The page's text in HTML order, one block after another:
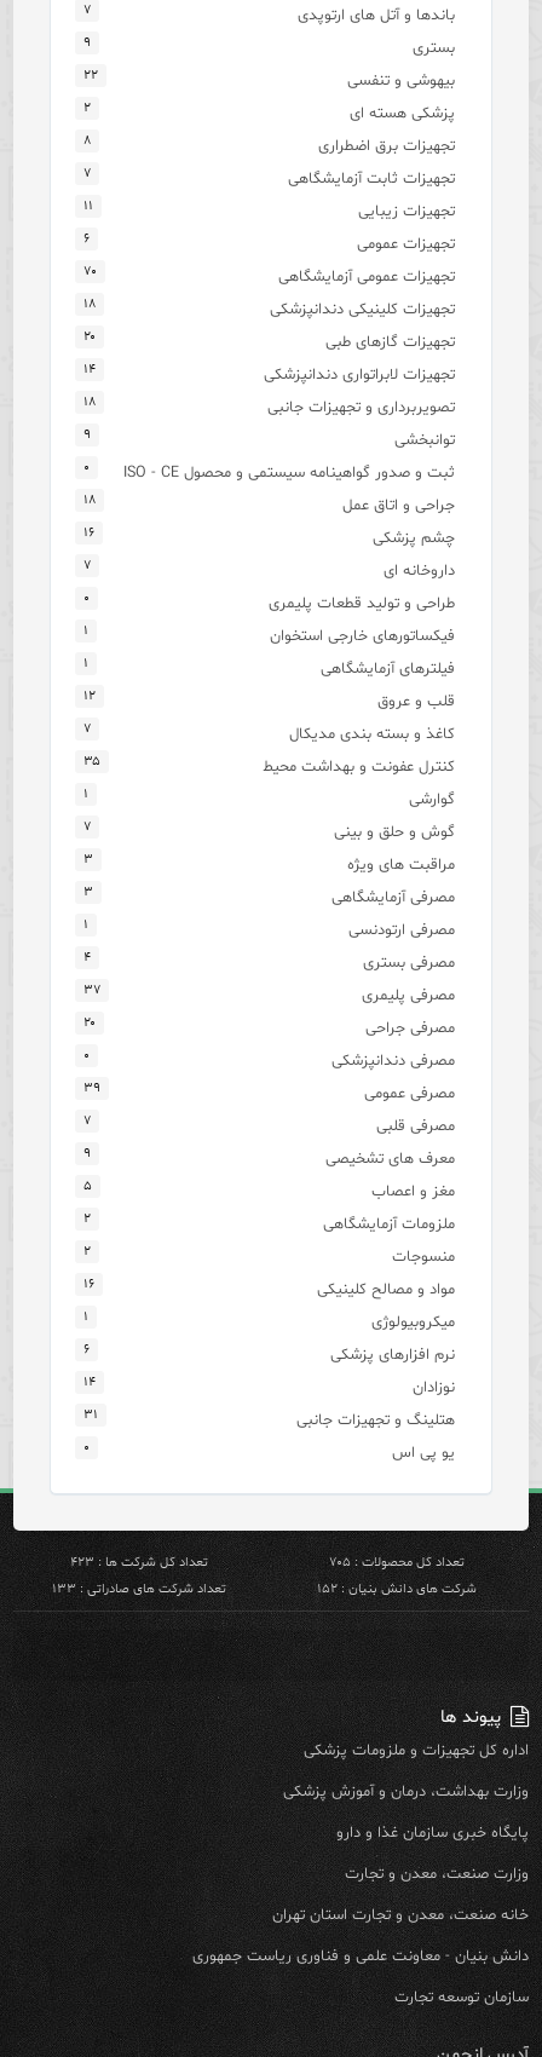
باندها و آتل های ارتوپدی ۷
بستری ۹
بیهوشی و تنفسی ۲۲
پزشکی هسته ای ۲
تجهیزات برق اضطراری ۸
تجهیزات ثابت آزمایشگاهی ۷
تجهیزات زیبایی ۱۱
تجهیزات عمومی ۶
تجهیزات عمومی آزمایشگاهی ۷۰
تجهیزات کلینیکی دندانپزشکی ۱۸
تجهیزات گازهای طبی ۲۰
تجهیزات لابراتواری دندانپزشکی ۱۴
تصویربرداری و تجهیزات جانبی ۱۸
توانبخشی ۹
ثبت و صدور گواهینامه سیستمی و محصول ISO - CE ۰
جراحی و اتاق عمل ۱۸
چشم پزشکی ۱۶
داروخانه ای ۷
طراحی و تولید قطعات پلیمری ۰
فیکساتورهای خارجی استخوان ۱
فیلترهای آزمایشگاهی ۱
قلب و عروق ۱۲
کاغذ و بسته بندی مدیکال ۷
کنترل عفونت و بهداشت محیط ۳۵
گوارشی ۱
گوش و حلق و بینی ۷
مراقبت های ویژه ۳
مصرفی آزمایشگاهی ۳
مصرفی ارتودنسی ۱
مصرفی بستری ۴
مصرفی پلیمری ۳۷
مصرفی جراحی ۲۰
مصرفی دندانپزشکی ۰
مصرفی عمومی ۳۹
مصرفی قلبی ۷
معرف های تشخیصی ۹
مغز و اعصاب ۵
ملزومات آزمایشگاهی ۲
منسوجات ۲
مواد و مصالح کلینیکی ۱۶
میکروبیولوژی ۱
نرم افزارهای پزشکی ۶
نوزادان ۱۴
هتلینگ و تجهیزات جانبی ۳۱
یو پی اس ۰
تعداد کل محصولات : ۷۰۵
تعداد کل شرکت ها : ۴۲۳
شرکت های دانش بنیان : ۱۵۲
تعداد شرکت های صادراتی : ۱۳۳
پیوند ها
اداره کل تجهیزات و ملزومات پزشکی
وزارت بهداشت، درمان و آموزش پزشکی
پایگاه خبری سازمان غذا و دارو
وزارت صنعت، معدن و تجارت
خانه صنعت، معدن و تجارت استان تهران
دانش بنیان - معاونت علمی و فناوری ریاست جمهوری
سازمان توسعه تجارت